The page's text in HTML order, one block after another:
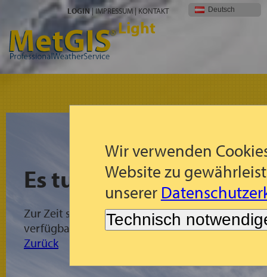
Wir verwenden
Website zu
unserer
Technisch
LOGIN| IMPRESSUM | KONTAKT Deutsch
Light
Es tut uns leid!
Zur Zeit sind für die gewählte Region keine
verfügbar.
Zurück